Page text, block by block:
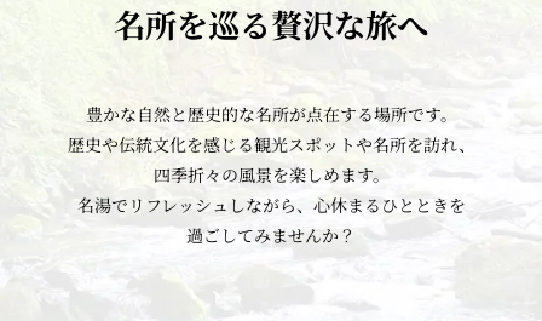
名所を巡る贅沢な旅へ
豊かな自然と 歴史的な名所が点在する場所です。
歴史や伝統文化を感じる観光スポットや名所を訪れ、
四季折々の風景を楽しめます。
名湯でリフレッシュしながら、 心休まるひとときを
過ごしてみませんか？